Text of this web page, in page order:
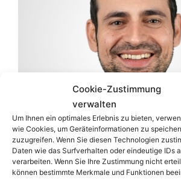
Cookie-Zustimmung
verwalten
Um Ihnen ein optimales Erlebnis zu bieten,
wie Cookies, um Geräteinformationen zu
zuzugreifen. Wenn Sie diesen Technologien
Daten wie das Surfverhalten oder eindeutige IDs
verarbeiten. Wenn Sie Ihre Zustimmung nicht
können bestimmte Merkmale und Funktionen